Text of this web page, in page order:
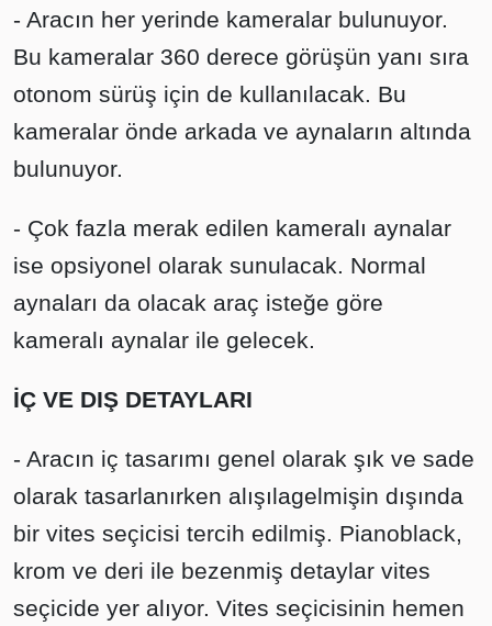
- Aracın her yerinde kameralar bulunuyor.
Bu kameralar 360 derece görüşün yanı sıra
otonom sürüş için de kullanılacak. Bu
kameralar önde arkada ve aynaların altında
bulunuyor.
- Çok fazla merak edilen kameralı aynalar
ise opsiyonel olarak sunulacak. Normal
aynaları da olacak araç isteğe göre
kameralı aynalar ile gelecek.
İÇ VE DIŞ DETAYLARI
- Aracın iç tasarımı genel olarak şık ve sade
olarak tasarlanırken alışılagelmişin dışında
bir vites seçicisi tercih edilmiş. Pianoblack,
krom ve deri ile bezenmiş detaylar vites
seçicide yer alıyor. Vites seçicisinin hemen